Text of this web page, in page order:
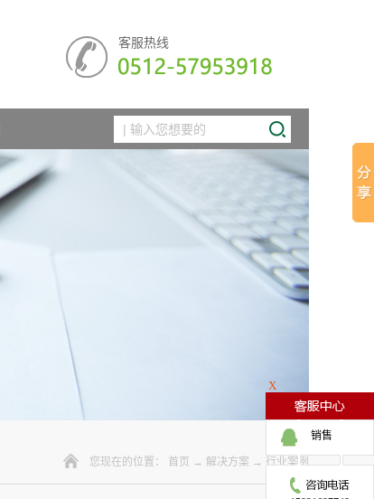
客服热线
您现在的位置： 首页 → 解决方案 → 行业案例
X
销售